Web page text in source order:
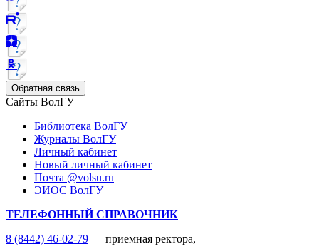
Обратная связь
Сайты ВолГУ
Библиотека ВолГУ
Журналы ВолГУ
Личный кабинет
Новый личный кабинет
Почта @volsu.ru
ЭИОС ВолГУ
ТЕЛЕФОННЫЙ СПРАВОЧНИК
8 (8442) 46-02-79 — приемная ректора,